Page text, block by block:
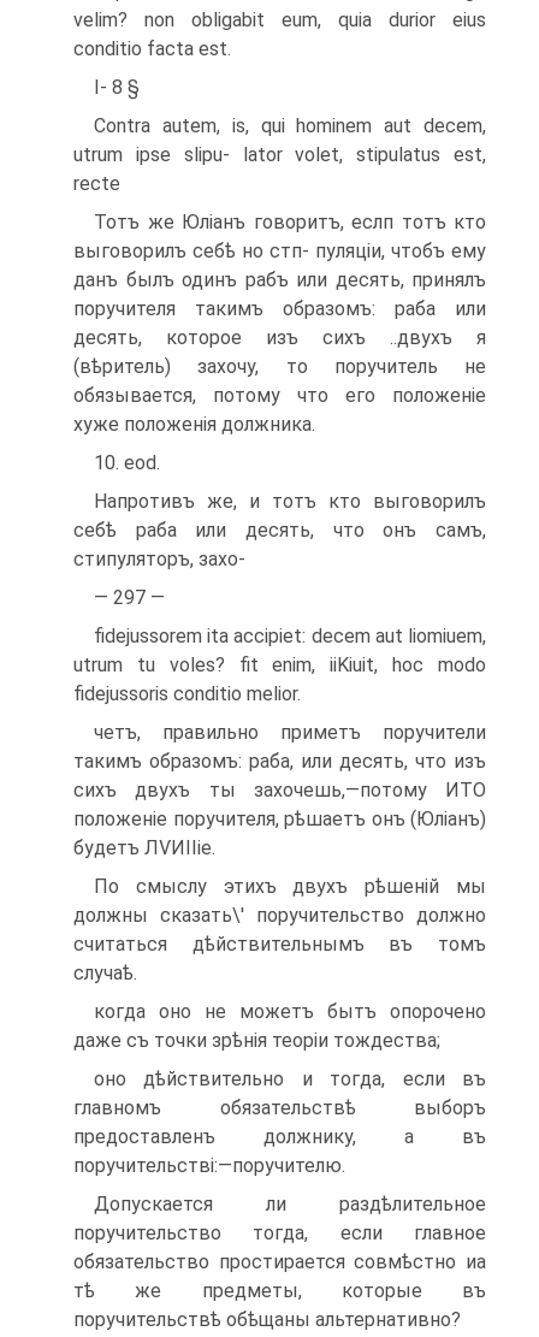
velim? non obligabit eum, quia du­rior eius
conditio facta est.
I- 8 §
Contra autem, is, qui homi­nem aut decem,
utrum ipse slipu- lator volet, stipulatus est,
recte
Тотъ же Юліанъ говоритъ, еслп тотъ кто
выговорилъ себѣ но стп- пуляціи, чтобъ ему
данъ былъ одинъ рабъ или десять, принялъ
поручителя такимъ образомъ: раба или
десять, которое изъ сихъ ..двухъ я
(вѣритель) захочу, то поручитель не
обязывается, потому что его по­ложеніе
хуже положенія должника.
10. eod.
Напротивъ же, и тотъ кто вы­говорилъ
себѣ раба или десять, что онъ самъ,
стипуляторъ, захо-
— 297 —
fidejussorem ita accipiet: decem aut liomiuem,
utrum tu voles? fit enim, iiKiuit, hoc modo
fidejussoris conditio melior.
четъ, правильно приметъ поручи­тели
такимъ образомъ: раба, или десять, что изъ
сихъ двухъ ты захо­чешь,—потому ИТО
положеніе по­ручителя, рѣшаетъ онъ (Юліанъ)
будетъ ЛѴИІІіе.
По смыслу этихъ двухъ рѣшеній мы
должны сказать\' поручительство должно
считаться дѣйствительнымъ въ томъ
случаѣ.
когда оно не можетъ бытъ опорочено
даже съ точки зрѣнія теоріи то­ждества;
оно дѣйствительно и тогда, если въ
главномъ обязательствѣ выборъ
предоставленъ должнику, а въ
поручительстві:—поручителю.
Допускается ли раздѣлительное
поручительство тогда, если главное
обязательство простирается совмѣстно иа
тѣ же предметы, которые въ
поручительствѣ обѣщаны альтернативно?